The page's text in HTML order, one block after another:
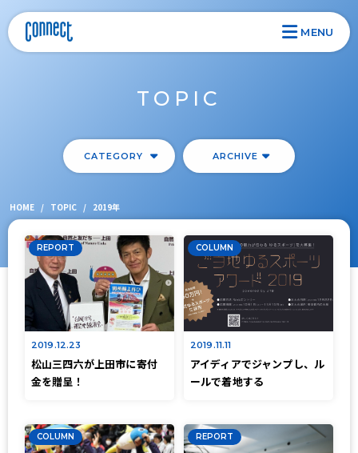
MENU
TOPIC
CATEGORY ARCHIVE
HOME / TOPIC / 2019年
REPORT
2019.12.23
松山三四六が上田市に寄付
金を贈呈！
COLUMN
2019.11.11
アイディアでジャンプし、ル
ールで着地する
COLUMN REPORT